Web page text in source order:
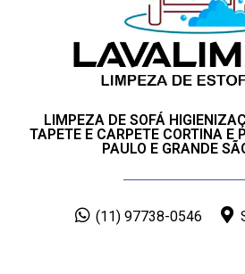
LIMPEZA DE SOFÁ
TAPETE E CARPETE CORTINA E
PAULO E GRANDE
(11) 97738-0546